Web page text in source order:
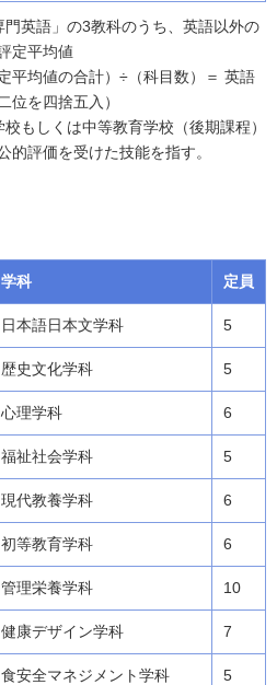
英語」の3教科のうち、英語以外の
定平均値
平均値の合計）÷（科目数）＝ 英語
位を四捨五入）
もしくは中等教育学校（後期課程）
的評価を受けた技能を指す。
学科 定員
日本語日本文学科 5
歴史文化学科 5
心理学科 6
福祉社会学科 5
現代教養学科 6
初等教育学科 6
管理栄養学科 10
健康デザイン学科 7
食安全マネジメント学科 5